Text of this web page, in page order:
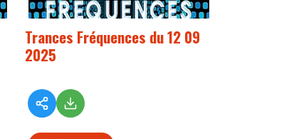
Trances Fréquences du 12 09
2025